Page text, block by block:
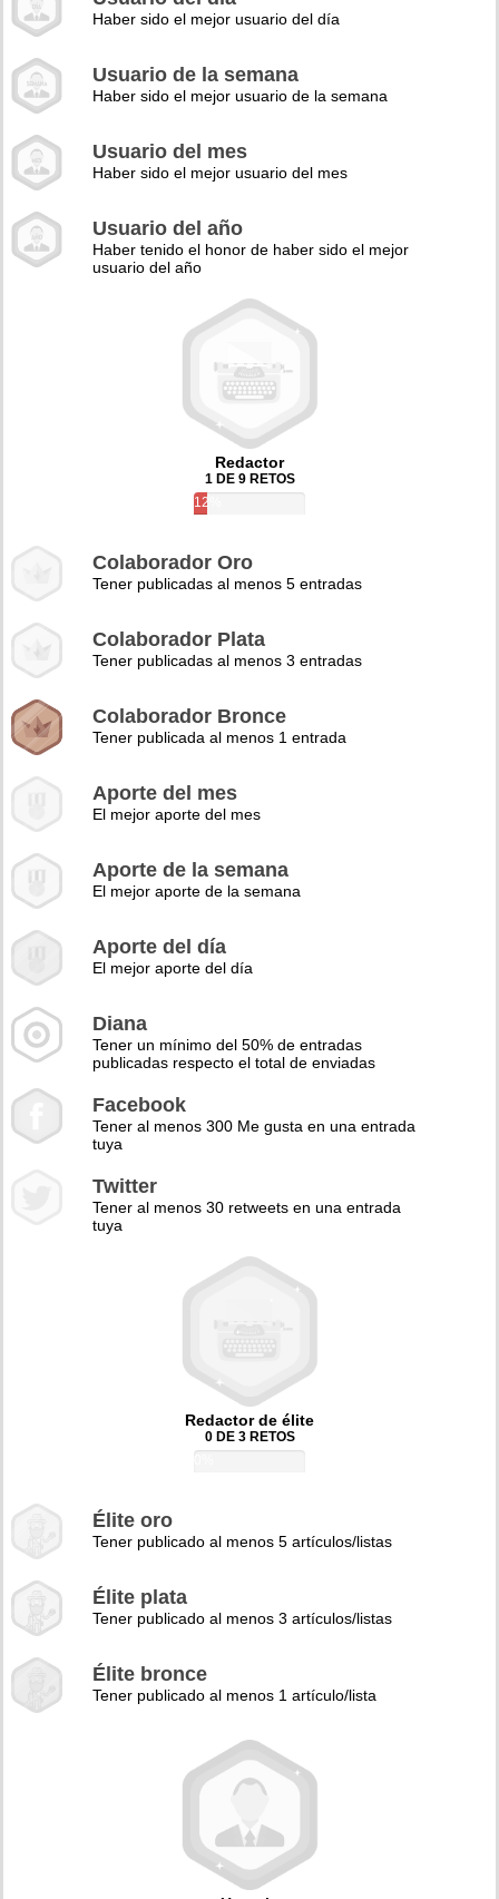
Haber sido el mejor usuario del día
Usuario de la semana
Haber sido el mejor usuario de la semana
Usuario del mes
Haber sido el mejor usuario del mes
Usuario del año
Haber tenido el honor de haber sido el mejor
usuario del año
Redactor
1 DE 9 RETOS
12%
Colaborador Oro
Tener publicadas al menos 5 entradas
Colaborador Plata
Tener publicadas al menos 3 entradas
Colaborador Bronce
Tener publicada al menos 1 entrada
Aporte del mes
El mejor aporte del mes
Aporte de la semana
El mejor aporte de la semana
Aporte del día
El mejor aporte del día
Diana
Tener un mínimo del 50% de entradas
publicadas respecto el total de enviadas
Facebook
Tener al menos 300 Me gusta en una entrada
tuya
Twitter
Tener al menos 30 retweets en una entrada
tuya
Redactor de élite
0 DE 3 RETOS
Élite oro
Tener publicado al menos 5 artículos/listas
Élite plata
Tener publicado al menos 3 artículos/listas
Élite bronce
Tener publicado al menos 1 artículo/lista